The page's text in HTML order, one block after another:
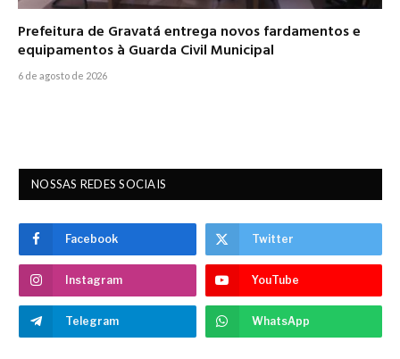
Prefeitura de Gravatá entrega novos fardamentos e
equipamentos à Guarda Civil Municipal
6 de agosto de 2026
NOSSAS REDES SOCIAIS
Facebook Twitter
Instagram YouTube
Telegram WhatsApp